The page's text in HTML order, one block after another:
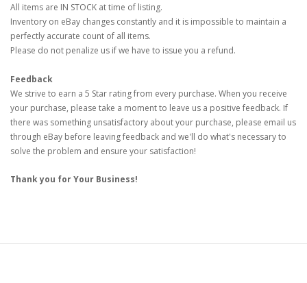
All items are IN STOCK at time of listing.
Inventory on eBay changes constantly and it is impossible to maintain a
perfectly accurate count of all items.
Please do not penalize us if we have to issue you a refund.
Feedback
We strive to earn a 5 Star rating from every purchase. When you receive
your purchase, please take a moment to leave us a positive feedback. If
there was something unsatisfactory about your purchase, please email us
through eBay before leaving feedback and we'll do what's necessary to
solve the problem and ensure your satisfaction!
Thank you for Your Business!